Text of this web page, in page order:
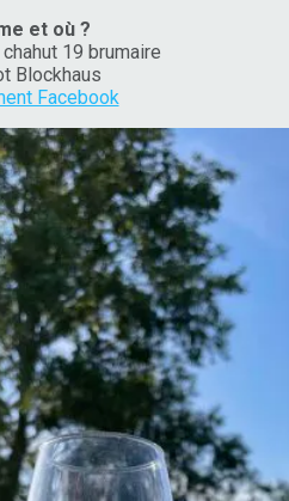
et où ?
19 brumaire
Blockhaus
Facebook